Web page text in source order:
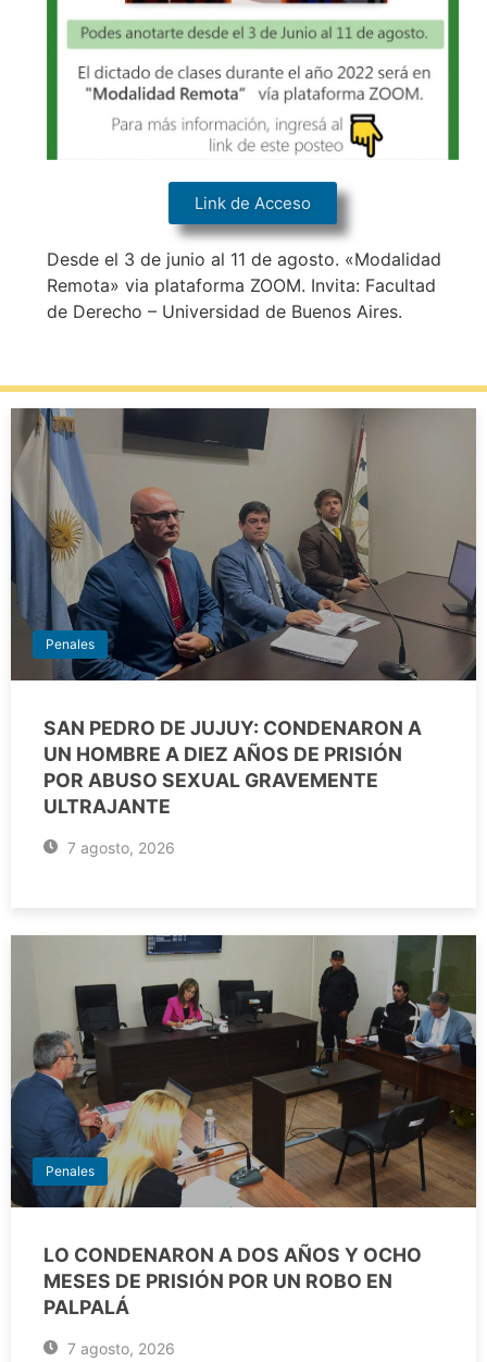
Link de Acceso
Desde el 3 de junio al 11 de agosto. «Modalidad
Remota» via plataforma ZOOM. Invita: Facultad
de Derecho – Universidad de Buenos Aires.
Penales
SAN PEDRO DE JUJUY: CONDENARON A
UN HOMBRE A DIEZ AÑOS DE PRISIÓN
POR ABUSO SEXUAL GRAVEMENTE
ULTRAJANTE
7 agosto, 2026
Penales
LO CONDENARON A DOS AÑOS Y OCHO
MESES DE PRISIÓN POR UN ROBO EN
PALPALÁ
7 agosto, 2026